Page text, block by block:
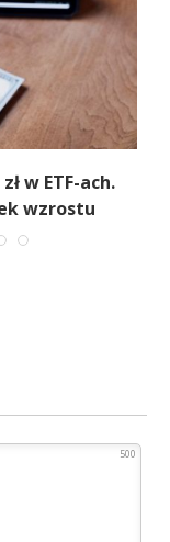
w ETF-ach.
wzrostu
500